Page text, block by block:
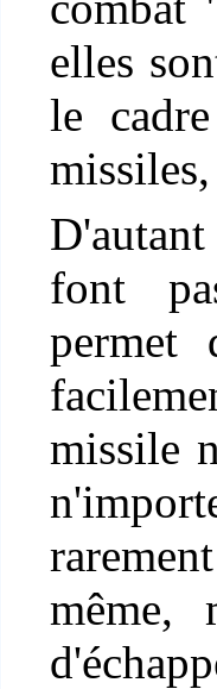
elles
le
font
permet
missile
même,